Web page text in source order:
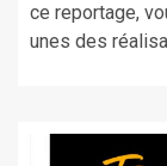
ce reportage,
unes des